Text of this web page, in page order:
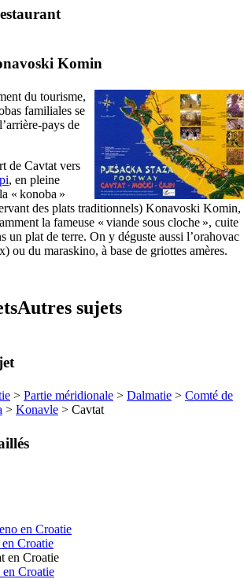
Komin
du tourisme,
familiales se
pays de
de Cavtat vers
, en pleine
« konoba »
des plats traditionnels) Konavoski Komin,
la fameuse « viande sous cloche », cuite
un plat de terre. On y déguste aussi l’orahovac
ou du maraskino, à base de griottes amères.
Autres sujets
> Partie méridionale > Dalmatie > Comté de
> Konavle > Cavtat
en Croatie
Croatie
en Croatie
Croatie